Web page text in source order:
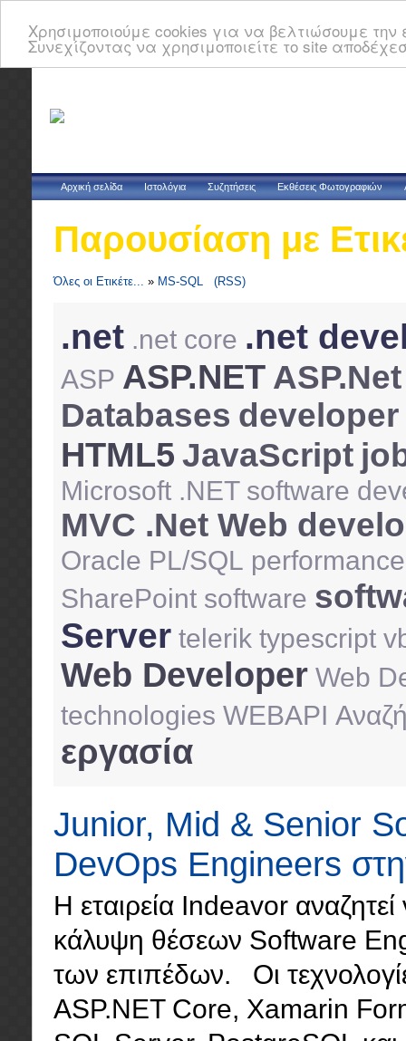
Χρησιμοποιούμε cookies για να βελτιώσουμε
Συνεχίζοντας να χρησιμοποιείτε το site
Αρχική σελίδα Ιστολόγια Συζητήσεις Εκθέσεις Φωτογραφιών
Παρουσίαση με
Όλες οι Ετικέτε... » MS-SQL (RSS)
.net .net core .net
ASP ASP.NET
Databases developer
HTML5 JavaScript
Microsoft .NET software
MVC .Net Web
Oracle PL/SQL
SharePoint software
Server telerik typescript
Web Developer Web
technologies WEBAPI
εργασία
Junior, Mid & Senior
DevOps Engineers
Η εταιρεία Indeavor
κάλυψη θέσεων Software
των επιπέδων. Οι
ASP.NET Core, Xamarin